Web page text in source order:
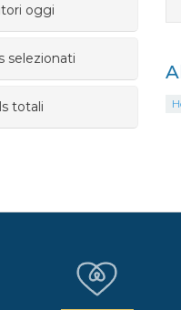
oggi
selezionati
totali